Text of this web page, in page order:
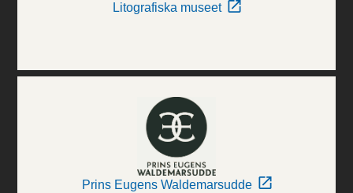
Litografiska museet
Prins Eugens Waldemarsudde